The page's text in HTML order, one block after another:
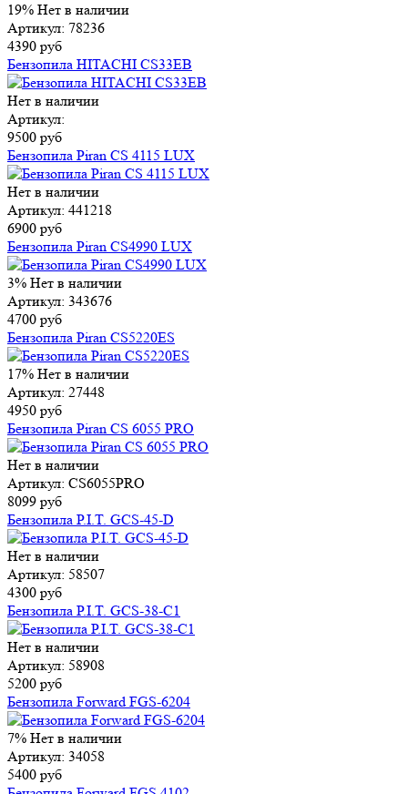
19% Нет в наличии
Артикул: 78236
4390 руб
Бензопила HITACHI CS33EB
Нет в наличии
Артикул:
9500 руб
Бензопила Piran CS 4115 LUX
Нет в наличии
Артикул: 441218
6900 руб
Бензопила Piran CS4990 LUX
3% Нет в наличии
Артикул: 343676
4700 руб
Бензопила Piran CS5220ES
17% Нет в наличии
Артикул: 27448
4950 руб
Бензопила Piran CS 6055 PRO
Нет в наличии
Артикул: CS6055PRO
8099 руб
Бензопила P.I.T. GCS-45-D
Нет в наличии
Артикул: 58507
4300 руб
Бензопила P.I.T. GCS-38-C1
Нет в наличии
Артикул: 58908
5200 руб
Бензопила Forward FGS-6204
7% Нет в наличии
Артикул: 34058
5400 руб